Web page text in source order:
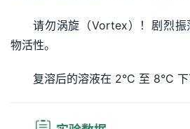
请勿涡旋（Vortex）！剧烈
物活性。
复溶后的溶液在 2°C 至 8°C 下